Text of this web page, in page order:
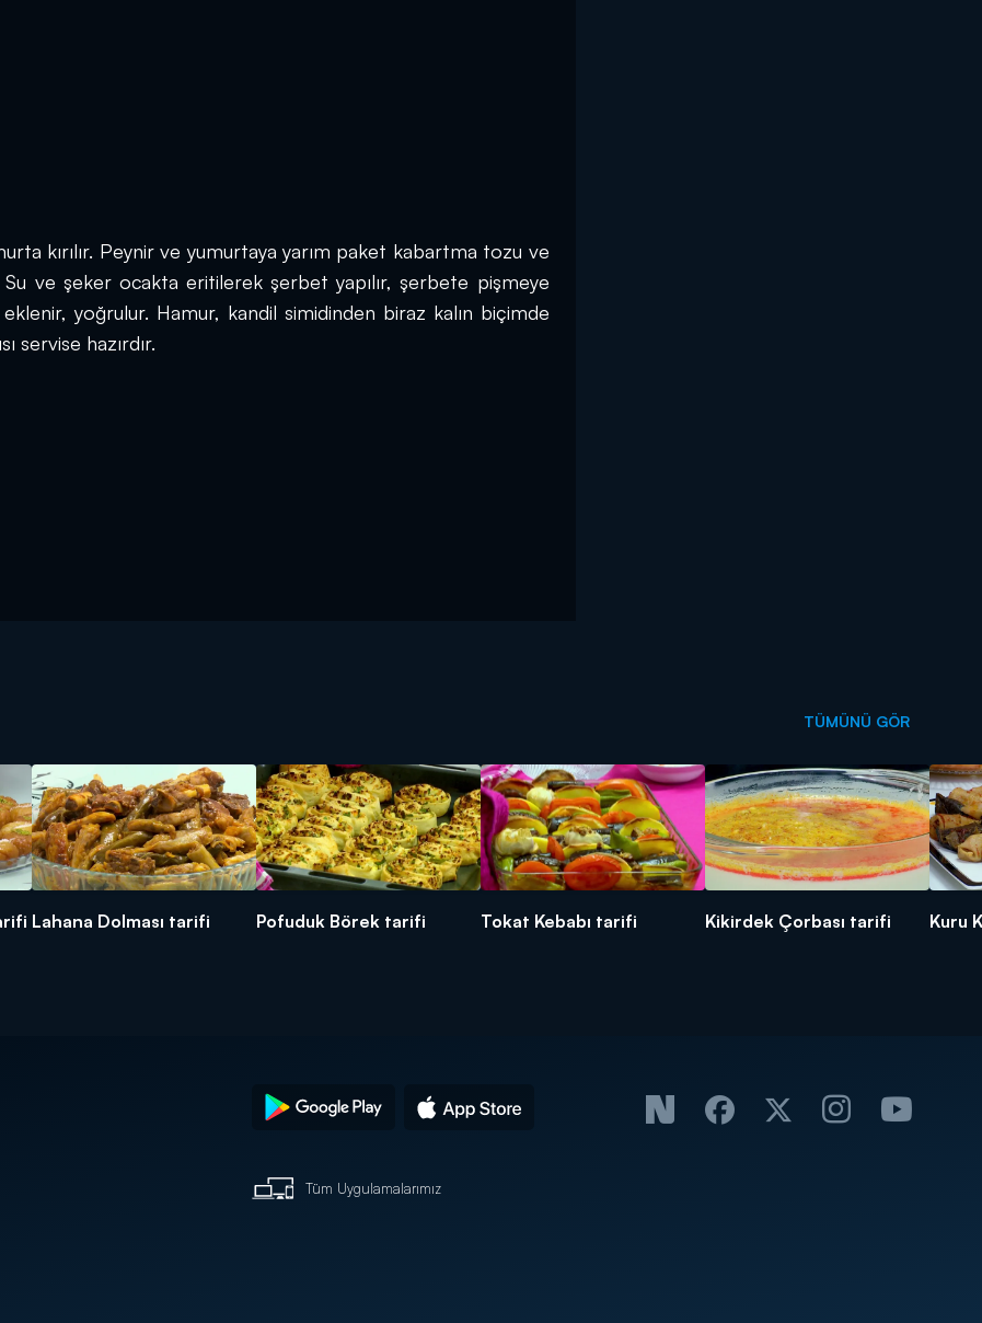
kırılır. Peynir ve yumurtaya yarım paket kabartma tozu ve
Su ve şeker ocakta eritilerek şerbet yapılır, şerbete pişmeye
eklenir, yoğrulur. Hamur, kandil simidinden biraz kalın biçimde
servise hazırdır.
TÜMÜNÜ GÖR
Lahana Dolması tarifi Pofuduk Börek tarifi Tokat Kebabı tarifi Kikirdek Çorbası tarifi Kuru
Tüm Uygulamalarımız